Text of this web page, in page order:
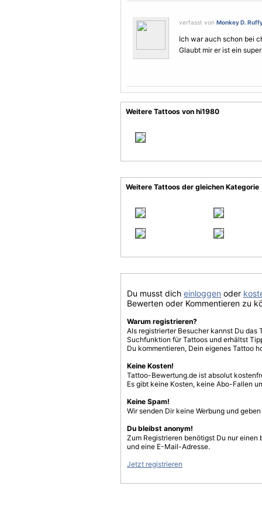
verfasst von Monkey D.
Ich war auch schon bei
Glaubt mir er ist ein
Weitere Tattoos von hi1980
Weitere Tattoos der gleichen Kategorie
Du musst dich einloggen oder
Bewerten oder Kommentieren zu
Warum registrieren?
Als registrierter Besucher kannst Du
Suchfunktion für Tattoos und erhältst
Du kommentieren, Dein eigenes Tattoo
Keine Kosten!
Tattoo-Bewertung.de ist absolut
Es gibt keine Kosten, keine Abo-Fallen
Keine Spam!
Wir senden Dir keine Werbung und
Du bleibst anonym!
Zum Registrieren benötigst Du nur einen
und eine E-Mail-Adresse.
Jetzt registrieren